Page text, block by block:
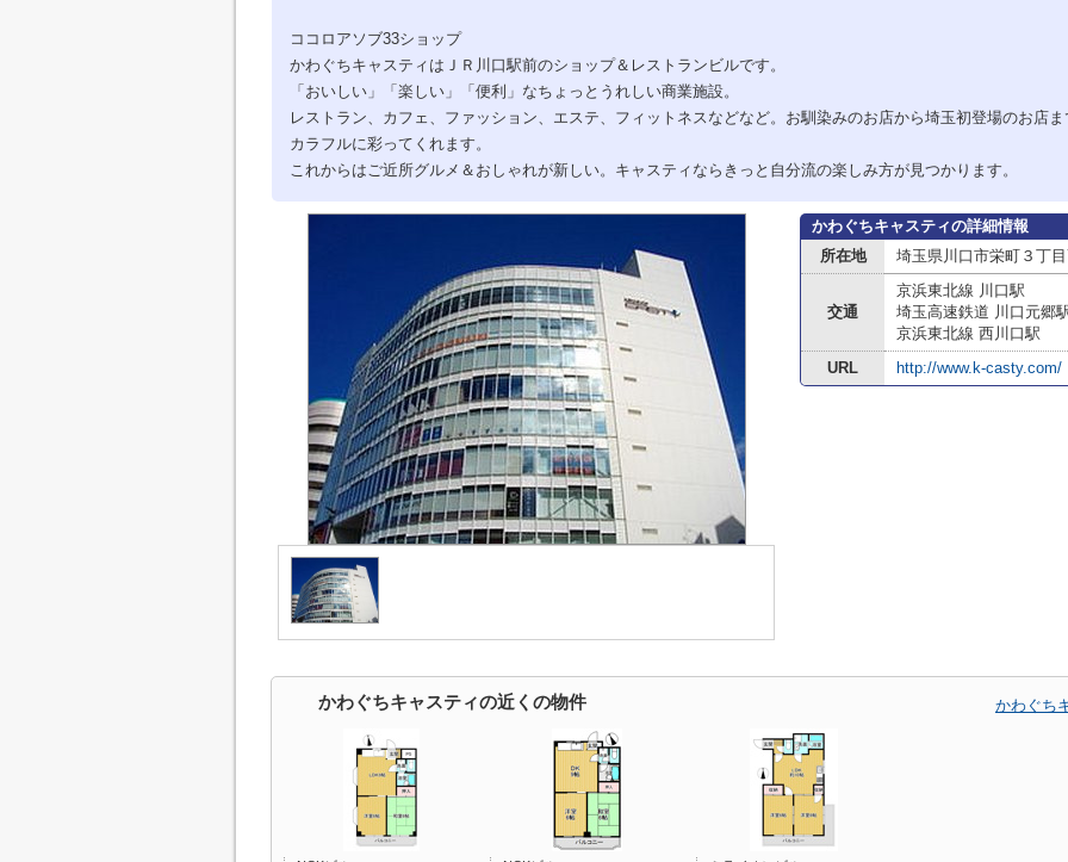
ココロアソブ33ショップ
かわぐちキャスティはＪＲ川口駅前のショップ＆レストランビルです。
「おいしい」「楽しい」「便利」なちょっとうれしい商業施設。
レストラン、カフェ、ファッション、エステ、フィットネスなどなど。お馴染みのお店から埼玉初登場のお店
カラフルに彩ってくれます。
これからはご近所グルメ＆おしゃれが新しい。キャスティならきっと自分流の楽しみ方が見つかります。
かわぐちキャスティの詳細情報
所在地
埼玉県川口市栄町３丁
交通
京浜東北線 川口駅
埼玉高速鉄道 川口元郷
京浜東北線 西川口駅
URL
http://www.k-casty.com/
かわぐちキャスティの近くの物件 かわぐち